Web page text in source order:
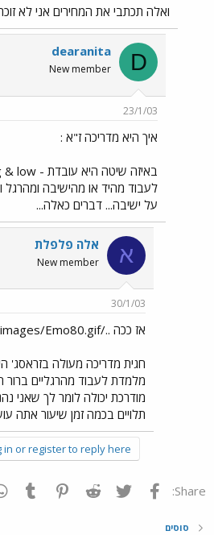
ואלה תכתבי את המחירים אני לא
D
dearanita
New member
23/1/03
איך היא מדריכה ז"א :
לעבוד מהיד או מהישיבה
על ישיבה... דברים כאלה...
א אלה פלפלת
New member
30/1/03
אז ככה ../images/Emo80.gif
חגית מדריכה מעולה בזראסג'
מלמדת לעבוד מהרגליים
מודרכת יכולה לומר לך שאני
תלויים בכמה זמן שיעור אתה
in or register to reply here.
Share: פייסבוק Twitter
Reddit
Pinterest
סוסים